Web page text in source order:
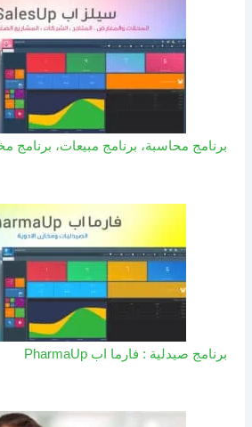
برنامج محاسبة، برنامج مبيعات، برنامج
برنامج صيدلية : فارما اب PharmaUp​